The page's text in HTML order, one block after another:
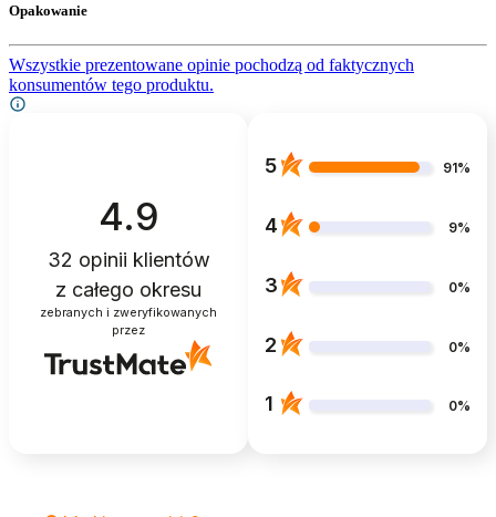
Opakowanie
Wszystkie prezentowane opinie pochodzą od faktycznych
konsumentów tego produktu.
4.9
32 opinii klientów
z całego okresu
zebranych i zweryfikowanych
przez
5 91%
4 9%
3 0%
2 0%
1 0%